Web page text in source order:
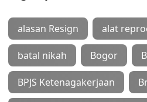
alasan Resign alat
batal nikah Bogor
BPJS Ketenagakerjaan